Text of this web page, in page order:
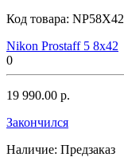
Код товара: NP58X42
Nikon Prostaff 5 8x42
0
19 990.00 р.
Закончился
Наличие: Предзаказ